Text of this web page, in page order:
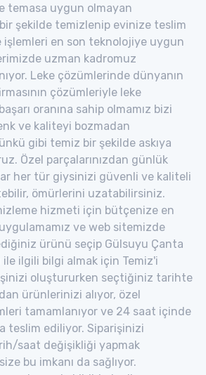
temasa uygun olmayan
şekilde temizlenip evinize teslim
işlemleri en son teknolojiye uygun
uzman kadromuz
Leke çözümlerinde dünyanın
çözümleriyle leke
oranına sahip olmamız bizi
ve kaliteyi bozmadan
gibi temiz bir şekilde askıya
Özel parçalarınızdan günlük
her tür giysinizi güvenli ve kaliteli
ömürlerini uzatabilirsiniz.
hizmeti için bütçenize en
ve web sitemizde
ürünü seçip Gülsuyu Çanta
ile ilgili bilgi almak için Temiz'i
oluştururken seçtiğiniz tarihte
ürünlerinizi alıyor, özel
tamamlanıyor ve 24 saat içinde
teslim ediliyor. Siparişinizi
saat değişikliği yapmak
bu imkanı da sağlıyor.